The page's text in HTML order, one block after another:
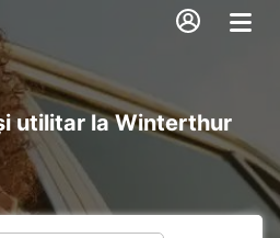
utilitar la Winterthur